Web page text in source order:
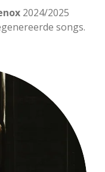
t
2024/2025
songs.